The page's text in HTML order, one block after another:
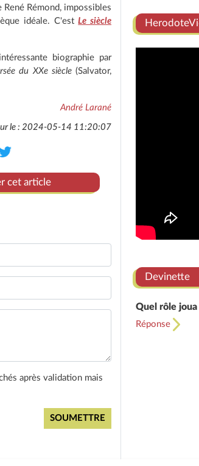
Rémond, impossibles
idéale. C'estLe siècle
biographie par
du XXe siècle(Salvator,
André Larané
le : 2024-05-14 11:20:07
cet article
après validation mais
Devinette
Quel rôle joua
Réponse